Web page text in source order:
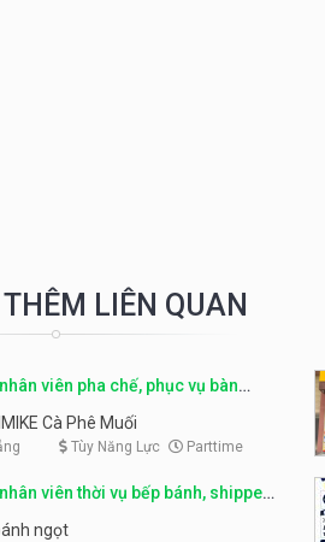
LIÊN QUAN
viên pha chế, phục vụ bàn
Cà Phê Muối
Tùy Năng Lực Parttime
viên thời vụ bếp bánh, shipper
ngọt